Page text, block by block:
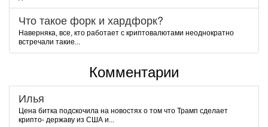
Что такое форк и хардфорк?
Наверняка, все, кто работает с криптовалютами неоднократно
встречали такие...
Комментарии
Илья
Цена битка подскочила на новостях о том что Трамп сделает
крипто- державу из США и...